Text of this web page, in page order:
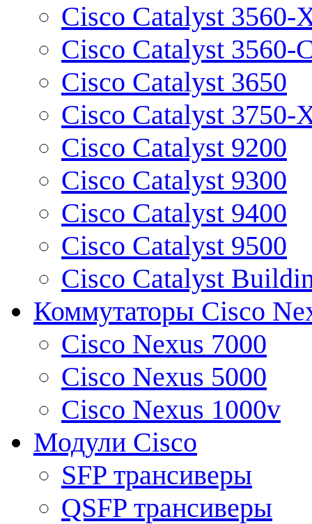
Cisco Catalyst 3560-
Cisco Catalyst 3560-
Cisco Catalyst 3650
Cisco Catalyst 3750-
Cisco Catalyst 9200
Cisco Catalyst 9300
Cisco Catalyst 9400
Cisco Catalyst 9500
Cisco Catalyst
Коммутаторы Cisco
Cisco Nexus 7000
Cisco Nexus 5000
Cisco Nexus 1000v
Модули Cisco
SFP трансиверы
QSFP трансиверы